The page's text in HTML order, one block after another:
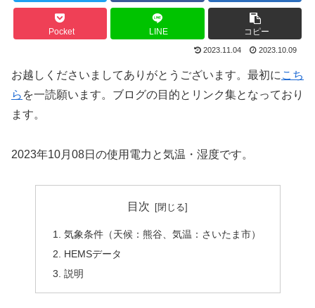
Pocket LINE コピー
2023.11.04 2023.10.09
お越しくださいましてありがとうございます。最初に こち
ら を一読願います。ブログの目的とリンク集となっており
ます。
2023年10月08日の使用電力と気温・湿度です。
目次
気象条件（天候：熊谷、気温：さいたま市）
HEMSデータ
説明